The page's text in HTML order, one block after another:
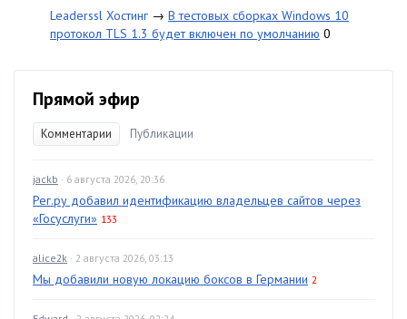
Leaderssl Хостинг → В тестовых сборках Windows 10
протокол TLS 1.3 будет включен по умолчанию 0
Прямой эфир
Комментарии Публикации
jackb · 6 августа 2026, 20:36
Рег.ру добавил идентификацию владельцев сайтов через
«Госуслуги» 133
alice2k · 2 августа 2026, 03:13
Мы добавили новую локацию боксов в Германии 2